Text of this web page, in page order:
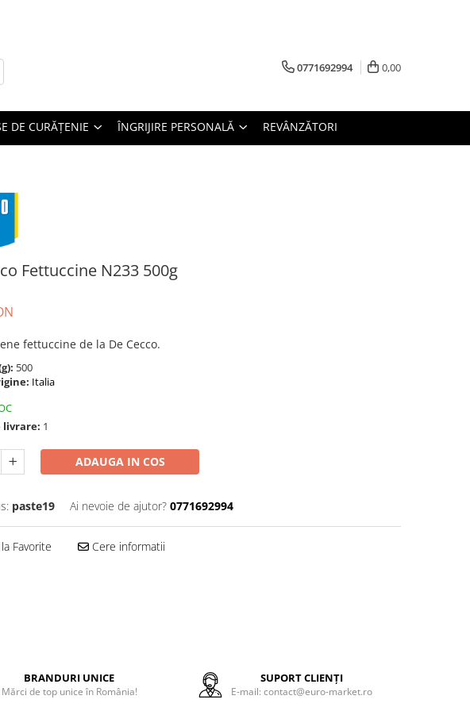
0771692994 0,00
DE CURĂȚENIE ÎNGRIJIRE PERSONALĂ REVÂNZĂTORI
Fettuccine N233 500g
fettuccine de la De Cecco.
500
Italia
livrare: 1
ADAUGA IN COS
paste19 Ai nevoie de ajutor? 0771692994
Favorite Cere informatii
BRANDURI UNICE
Mărci de top unice în România!
SUPORT CLIENȚI
E-mail: contact@euro-market.ro